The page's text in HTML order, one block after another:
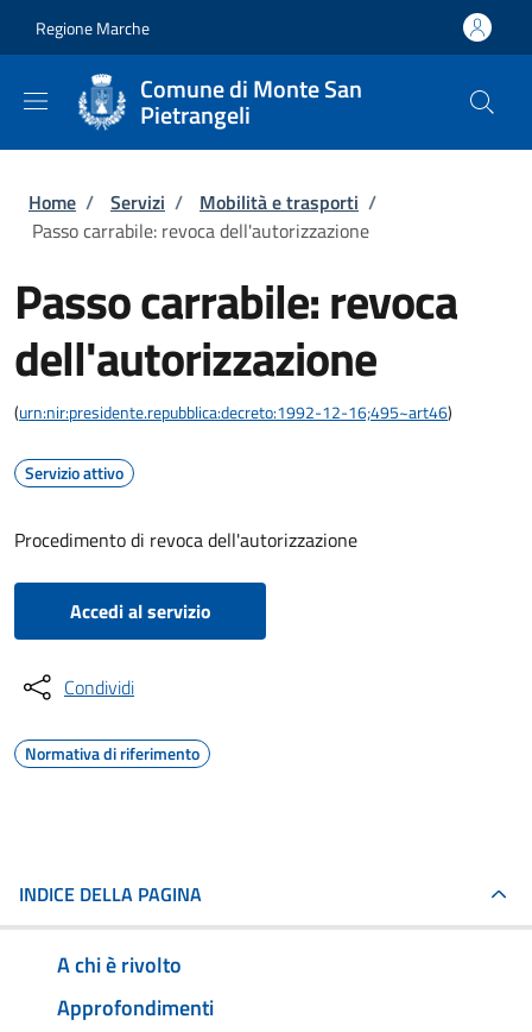
Regione Marche
Comune di Monte San
Pietrangeli
Briciole di pane
Home / Servizi / Mobilità e trasporti /
Passo carrabile: revoca dell'autorizzazione
Passo carrabile: revoca
dell'autorizzazione
(urn:nir:presidente.repubblica:decreto:1992-12-16;495~art46)
Servizio attivo
Procedimento di revoca dell'autorizzazione
Accedi al servizio
Condividi
Normativa di riferimento
INDICE DELLA PAGINA
A chi è rivolto
Approfondimenti